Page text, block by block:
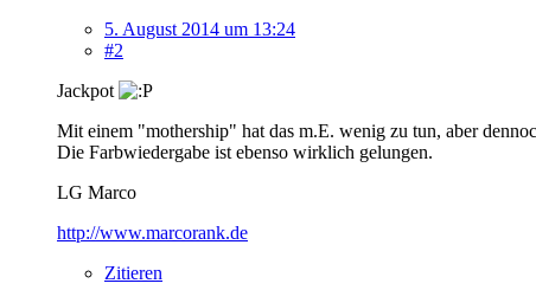
5. August 2014 um 13:24
#2
Jackpot
Mit einem "mothership" hat das m.E. wenig zu tun, aber
Die Farbwiedergabe ist ebenso wirklich gelungen.
LG Marco
http://www.marcorank.de
Zitieren